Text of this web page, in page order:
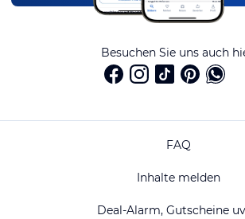
Besuchen Sie uns auch
FAQ
Inhalte melden
Deal-Alarm, Gutscheine